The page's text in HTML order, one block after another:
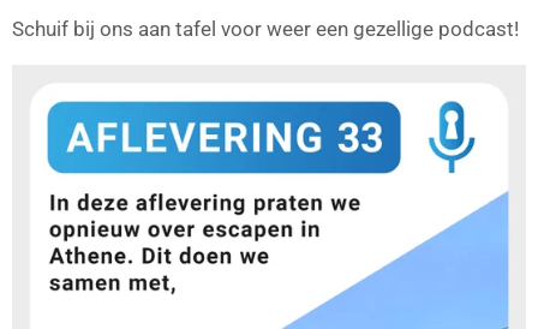
Schuif bij ons aan tafel voor weer een gezellige podcast!